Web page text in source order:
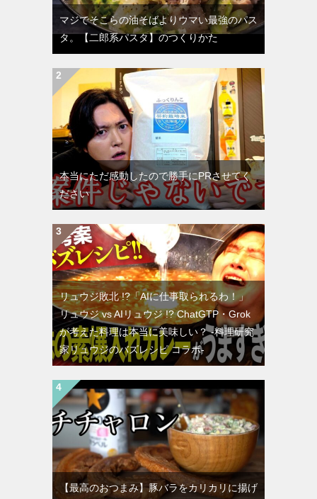
マジでそこらの油そばよりウマい最強のパス
タ。【二郎系パスタ】のつくりかた
本当にただ感動したので勝手にPRさせてく
ださい
リュウジ敗北 !?「AIに仕事取られるわ！」
リュウジ vs AIリュウジ !? ChatGTP・Grok
が考えた料理は本当に美味しい？ -料理研究
家リュウジのバズレシピ コラボ-
【最高のおつまみ】豚バラをカリカリに揚げ